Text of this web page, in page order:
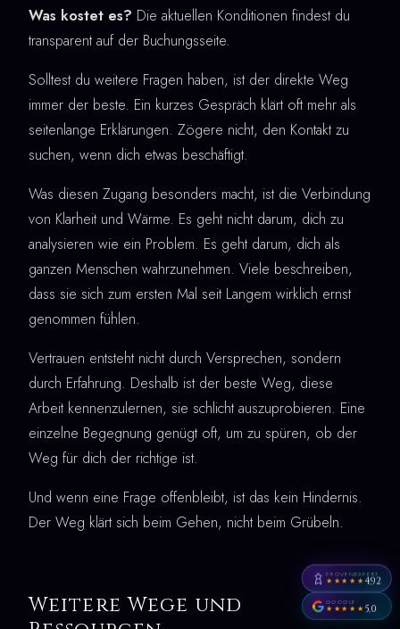
Was kostet es? Die aktuellen Konditionen findest du
transparent auf der Buchungsseite.
Solltest du weitere Fragen haben, ist der direkte Weg
immer der beste. Ein kurzes Gespräch klärt oft mehr als
seitenlange Erklärungen. Zögere nicht, den Kontakt zu
suchen, wenn dich etwas beschäftigt.
Was diesen Zugang besonders macht, ist die Verbindung
von Klarheit und Wärme. Es geht nicht darum, dich zu
analysieren wie ein Problem. Es geht darum, dich als
ganzen Menschen wahrzunehmen. Viele beschreiben,
dass sie sich zum ersten Mal seit Langem wirklich ernst
genommen fühlen.
Vertrauen entsteht nicht durch Versprechen, sondern
durch Erfahrung. Deshalb ist der beste Weg, diese
Arbeit kennenzulernen, sie schlicht auszuprobieren. Eine
einzelne Begegnung genügt oft, um zu spüren, ob der
Weg für dich der richtige ist.
Und wenn eine Frage offenbleibt, ist das kein Hindernis.
Der Weg klärt sich beim Gehen, nicht beim Grübeln.
Weitere Wege und
PROVENEXPERT
★★★★★4,92
GOOGLE
★★★★★5,0